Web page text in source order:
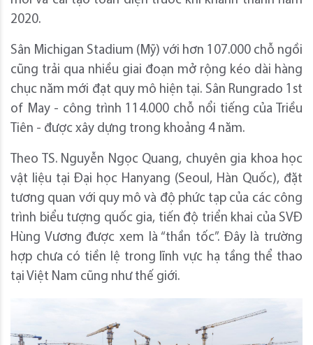
2020.
Sân Michigan Stadium (Mỹ) với hơn 107.000 chỗ ngồi
cũng trải qua nhiều giai đoạn mở rộng kéo dài hàng
chục năm mới đạt quy mô hiện tại. Sân Rungrado 1st
of May - công trình 114.000 chỗ nổi tiếng của Triều
Tiên - được xây dựng trong khoảng 4 năm.
Theo TS. Nguyễn Ngọc Quang, chuyên gia khoa học
vật liệu tại Đại học Hanyang (Seoul, Hàn Quốc), đặt
tương quan với quy mô và độ phức tạp của các công
trình biểu tượng quốc gia, tiến độ triển khai của SVĐ
Hùng Vương được xem là “thần tốc”. Đây là trường
hợp chưa có tiền lệ trong lĩnh vực hạ tầng thể thao
tại Việt Nam cũng như thế giới.